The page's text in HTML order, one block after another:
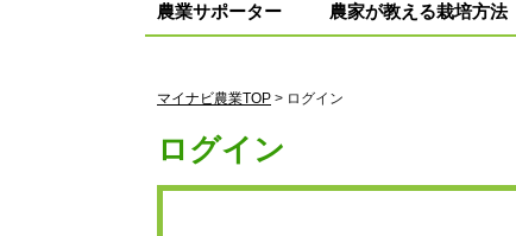
農業サポーター 農家が教える栽培方法
マイナビ農業TOP > ログイン
ログイン